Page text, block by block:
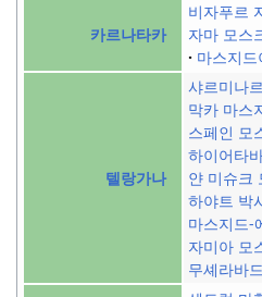
카르나타카
비자푸르
자마 모스
마스지
텔랑가나
샤르미나르
막카 마스
스페인 모
하이어타
얀 미슈크
하야트 박
마스지드-
자미아 모
무셰라바